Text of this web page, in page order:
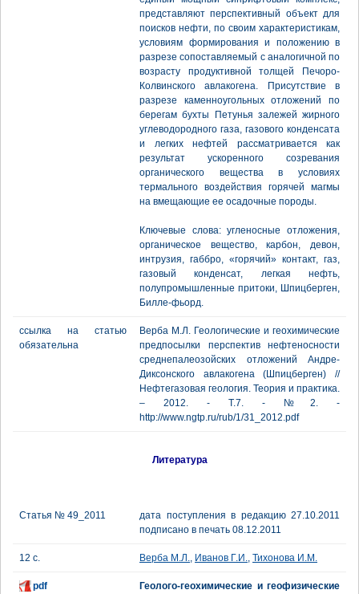
представляют перспективный объект для
поисков нефти, по своим характеристикам,
условиям формирования и положению в
разрезе сопоставляемый с аналогичной по
возрасту продуктивной толщей Печоро-
Колвинского авлакогена. Присутствие в
разрезе каменноугольных отложений по
берегам бухты Петунья залежей жирного
углеводородного газа, газового конденсата
и легких нефтей рассматривается как
результат ускоренного созревания
органического вещества в условиях
термального воздействия горячей магмы
на вмещающие ее осадочные породы.
Ключевые слова: угленосные отложения,
органическое вещество, карбон, девон,
интрузия, габбро, «горячий» контакт, газ,
газовый конденсат, легкая нефть,
полупромышленные притоки, Шпицберген,
Билле-фьорд.
ссылка на статью
обязательна
Верба М.Л. Геологические и геохимические
предпосылки перспектив нефтеносности
среднепалеозойских отложений Андре-
Диксонского авлакогена (Шпицберген) //
Нефтегазовая геология. Теория и практика.
– 2012. - Т.7. - №2. -
http://www.ngtp.ru/rub/1/31_2012.pdf
Литература
Статья № 49_2011
дата поступления в редакцию 27.10.2011
подписано в печать 08.12.2011
12 с. Верба М.Л., Иванов Г.И., Тихонова И.М.
pdf Геолого-геохимические и геофизические